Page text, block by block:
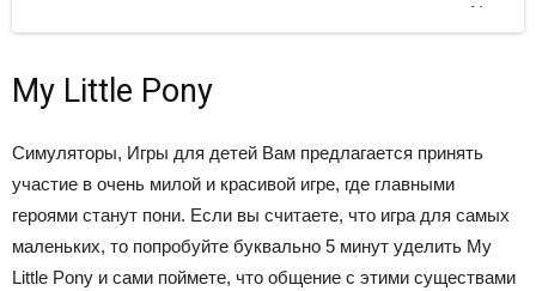
Next
My Little Pony
Симуляторы, Игры для детей Вам предлагается принять
участие в очень милой и красивой игре, где главными
героями станут пони. Если вы считаете, что игра для самых
маленьких, то попробуйте буквально 5 минут уделить My
Little Pony и сами поймете, что общение с этими существами